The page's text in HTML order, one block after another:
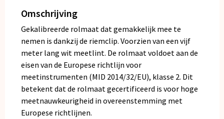
Omschrijving
Gekalibreerde rolmaat dat gemakkelijk mee te
nemen is dankzij de riemclip. Voorzien van een vijf
meter lang wit meetlint. De rolmaat voldoet aan de
eisen van de Europese richtlijn voor
meetinstrumenten (MID 2014/32/EU), klasse 2. Dit
betekent dat de rolmaat gecertificeerd is voor hoge
meetnauwkeurigheid in overeenstemming met
Europese richtlijnen.